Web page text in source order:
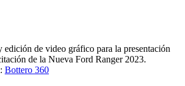
edición de video gráfico para la presentación
de la Nueva Ford Ranger 2023.
Bottero 360